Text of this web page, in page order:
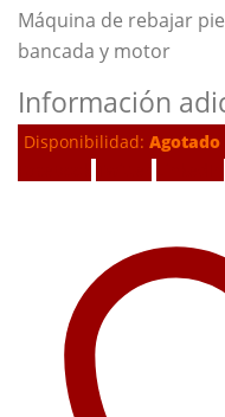
Máquina de rebajar
bancada y motor
Información
Disponibilidad: Agotado